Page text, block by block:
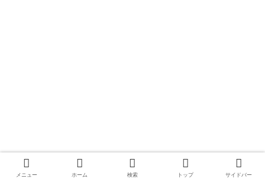
メニュー ホーム 検索 トップ サイドバー